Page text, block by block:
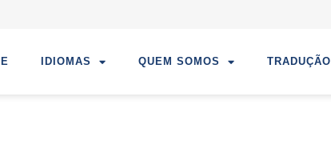
IDIOMAS QUEM SOMOS TRADUÇÃO